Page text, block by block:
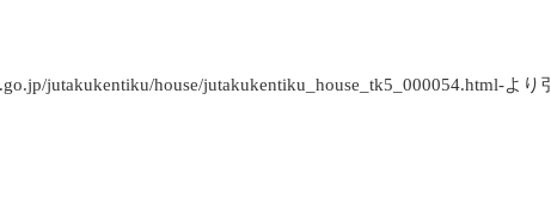
jutakukentiku/house/jutakukentiku_house_tk5_000054.html-より引